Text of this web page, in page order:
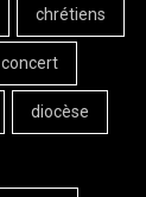
chrétiens
concert
diocèse